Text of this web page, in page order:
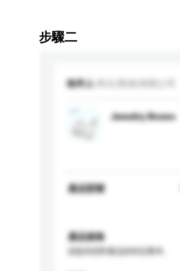
步驟二
收件人
Jewelry Boxes
產品型號
產品規格